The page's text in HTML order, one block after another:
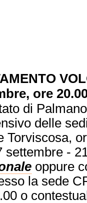
ore
di
delle
Torviscosa,
settembre -
oppure
la sede
o